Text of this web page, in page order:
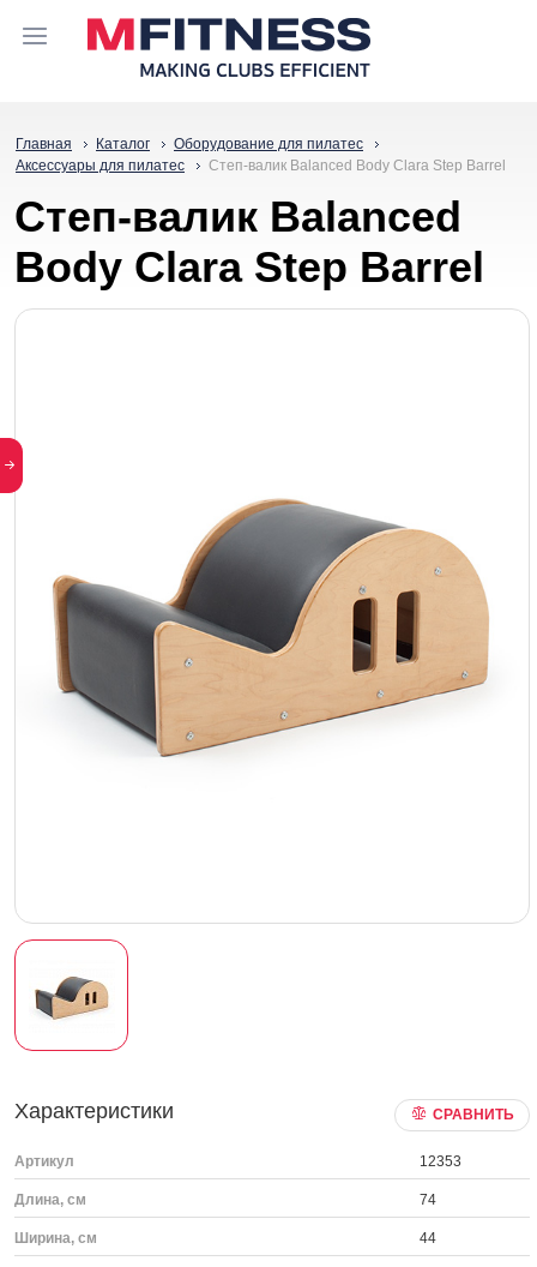
Главная Каталог
Оборудование для пилатес
Аксессуары для пилатес
Степ-валик Balanced Body Clara Step Barrel
Степ-валик Balanced
Body Clara Step Barrel
Характеристики СРАВНИТЬ
Артикул 12353
Длина, см 74
Ширина, см 44